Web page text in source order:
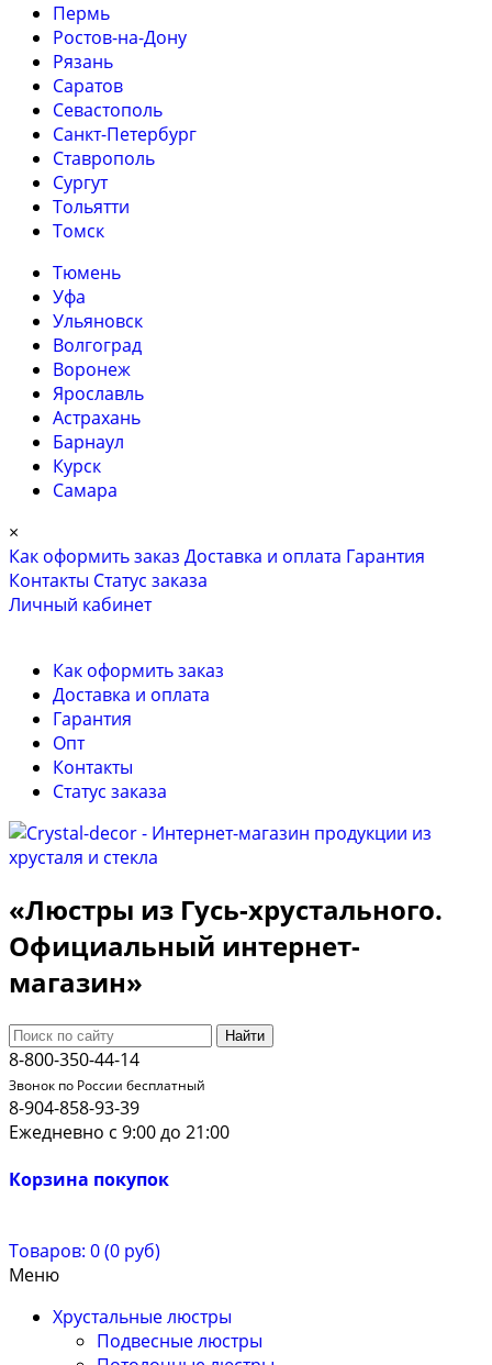
Пермь
Ростов-на-Дону
Рязань
Саратов
Севастополь
Санкт-Петербург
Ставрополь
Сургут
Тольятти
Томск
Тюмень
Уфа
Ульяновск
Волгоград
Воронеж
Ярославль
Астрахань
Барнаул
Курск
Самара
×
Как оформить заказ Доставка и оплата Гарантия
Контакты Cтатус заказа
Личный кабинет
Как оформить заказ
Доставка и оплата
Гарантия
Опт
Контакты
Cтатус заказа
«Люстры из Гусь-хрустального.
Официальный интернет-
магазин»
Найти
8-800-350-44-14
Звонок по России бесплатный
8-904-858-93-39
Ежедневно с 9:00 до 21:00
Корзина покупок
Товаров: 0 (0 руб)
Меню
Хрустальные люстры
Подвесные люстры